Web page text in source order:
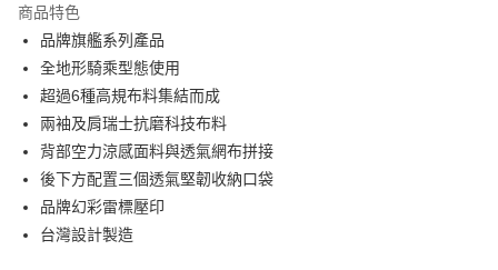
街口支付
悠遊付
Google Pay
全盈+PAY
ATM付款
商品特色
品牌旗艦系列產品
全地形騎乘型態使用
超過6種高規布料集結而成
兩袖及肩瑞士抗磨科技布料
背部空力涼感面料與透氣網布拼接
後下方配置三個透氣堅韌收納口袋
品牌幻彩雷標壓印
台灣設計製造